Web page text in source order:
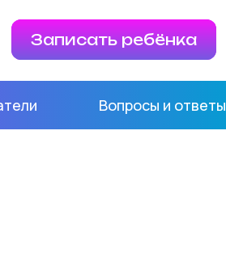
Записать ребёнка
Вопросы и ответы